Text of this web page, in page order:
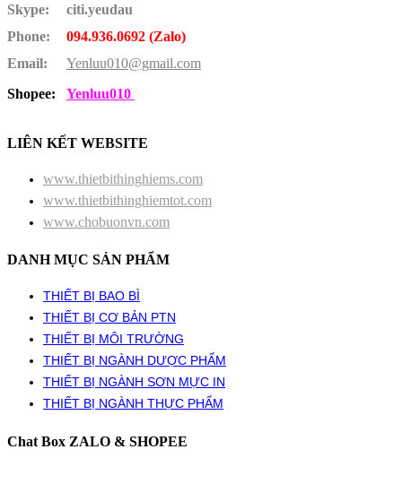
Skype:
citi.yeudau
Phone:
094.936.0692 (Zalo)
Email:
Yenluu010@gmail.com
Shopee:
Yenluu010
LIÊN KẾT WEBSITE
www.thietbithinghiems.com
www.thietbithinghiemtot.com
www.chobuonvn.com
DANH MỤC SẢN PHẨM
THIẾT BỊ BAO BÌ
THIẾT BỊ CƠ BẢN PTN
THIẾT BỊ MÔI TRƯỜNG
THIẾT BỊ NGÀNH DƯỢC PHẨM
THIẾT BỊ NGÀNH SƠN MỰC IN
THIẾT BỊ NGÀNH THỰC PHẨM
Chat Box ZALO & SHOPEE